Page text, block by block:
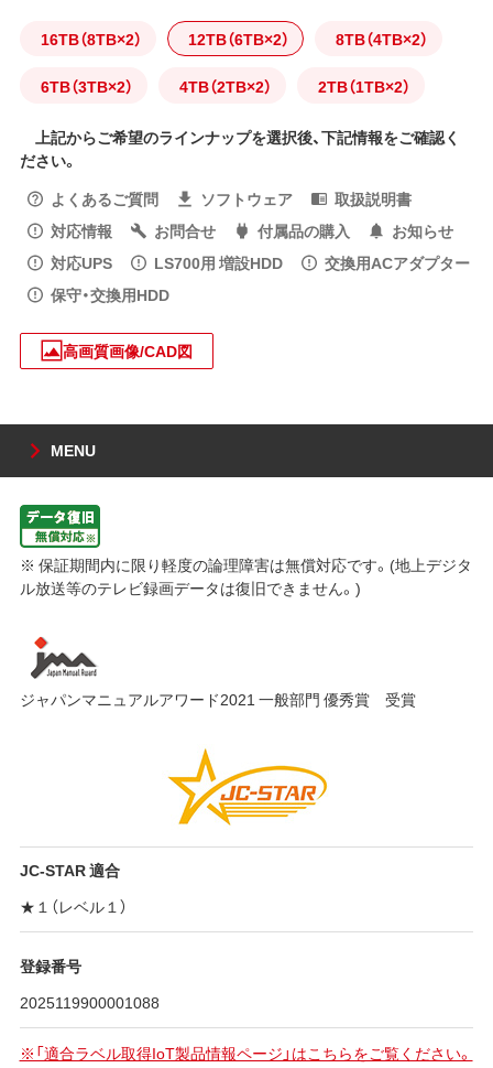
16TB（8TB×2） 12TB（6TB×2） 8TB（4TB×2）
6TB（3TB×2） 4TB（2TB×2） 2TB（1TB×2）
上記からご希望のラインナップを選択後、下記情報をご確認く
ださい。
よくあるご質問
ソフトウェア
取扱説明書
対応情報
お問合せ 付属品の購入
お知らせ
対応UPS
LS700用 増設HDD
交換用ACアダプター
保守・交換用HDD
高画質画像/CAD図
MENU
※ 保証期間内に限り軽度の論理障害は無償対応です。(地上デジタ
ル放送等のテレビ録画データは復旧できません。)
ジャパンマニュアルアワード2021 一般部門 優秀賞 受賞
JC-STAR 適合
★１（レベル１）
登録番号
2025119900001088
※「適合ラベル取得IoT製品情報ページ」はこちらをご覧ください。